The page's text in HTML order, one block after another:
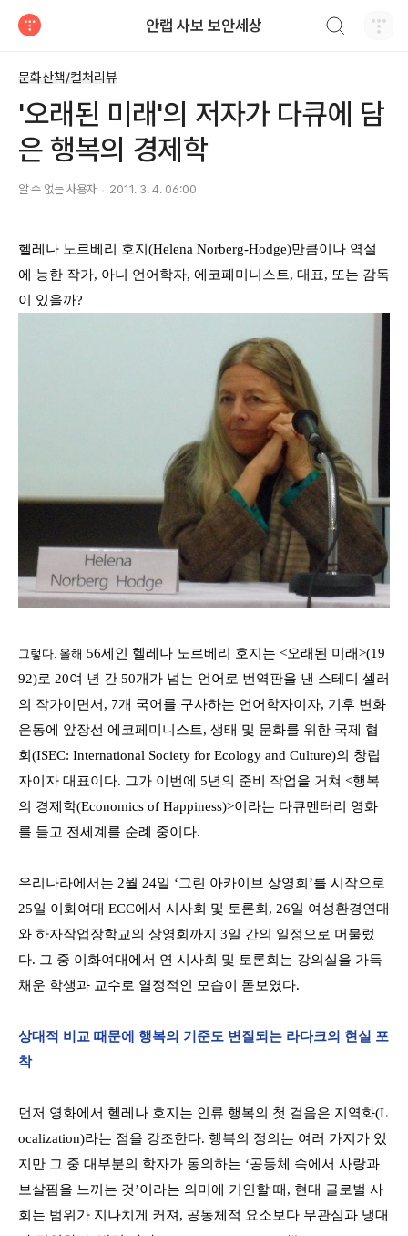
안랩 사보 보안세상
문화산책/컬처리뷰
'오래된 미래'의 저자가 다큐에 담
은 행복의 경제학
알 수 없는 사용자 2011. 3. 4. 06:00
헬레나 노르베리 호지 (Helena Norberg-Hodge)만큼이나 역설
에 능한 작가, 아니 언어학자, 에코페미니스트, 대표, 또는 감독
이 있을까?
그렇다. 올해 56세인 헬레나 노르베리 호지는 <오래된 미래>(19
92)로 20여 년 간 50개가 넘는 언어로 번역판을 낸 스테디 셀러
의 작가이면서, 7개 국어를 구사하는 언어학자이자, 기후 변화
운동에 앞장선 에코페미니스트, 생태 및 문화를 위한 국제 협
회(ISEC: International Society for Ecology and Culture)의 창립
자이자 대표이다. 그가 이번에 5년의 준비 작업을 거쳐 <행복
의 경제학(Economics of Happiness)>이라는 다큐멘터리 영화
를 들고 전세계를 순례 중이다.
우리나라에서는 2월 24일 ‘그린 아카이브 상영회’를 시작으로
25일 이화여대 ECC에서 시사회 및 토론회, 26일 여성환경연대
와 하자작업장학교의 상영회까지 3일 간의 일정으로 머물렀
다. 그 중 이화여대에서 연 시사회 및 토론회는 강의실을 가득
채운 학생과 교수로 열정적인 모습이 돋보였다.
상대적 비교 때문에 행복의 기준도 변질되는 라다크의 현실 포
착
먼저 영화에서 헬레나 호지는 인류 행복의 첫 걸음은 지역화(L
ocalization)라는 점을 강조한다. 행복의 정의는 여러 가지가 있
지만 그 중 대부분의 학자가 동의하는 ‘공동체 속에서 사랑과
보살핌을 느끼는 것’이라는 의미에 기인할 때, 현대 글로벌 사
회는 범위가 지나치게 커져, 공동체적 요소보다 무관심과 냉대